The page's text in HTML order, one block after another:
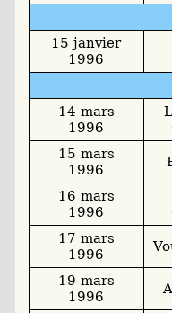
15 janvier
1996
14 mars
1996
15 mars
1996
16 mars
1996
17 mars
1996
19 mars
1996